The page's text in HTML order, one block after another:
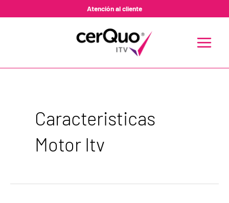
Atención al cliente
MENU
Caracteristicas
Motor Itv